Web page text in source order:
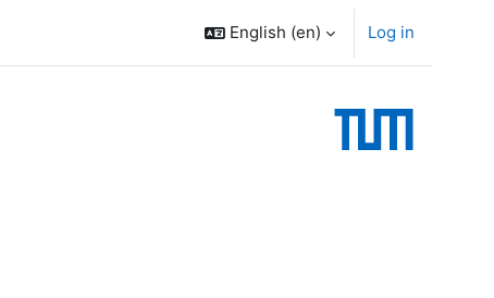
English ‎(en)‎ Log in